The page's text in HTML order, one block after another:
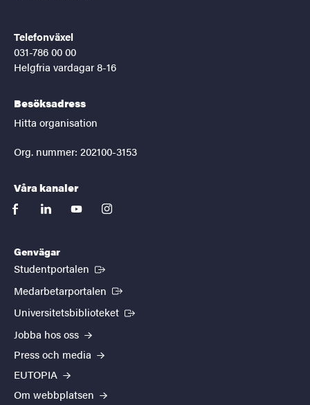
Telefonväxel
031-786 00 00
Helgfria vardagar 8-16
Besöksadress
Hitta organisation
Org. nummer: 202100-3153
Våra kanaler
facebooklinkedinyoutubeinstagram
Genvägar
Studentportalen (Extern länk)
Medarbetarportalen (Extern länk)
Universitetsbiblioteket (Extern länk)
Jobba hos oss
Press och media
EUTOPIA
Om webbplatsen